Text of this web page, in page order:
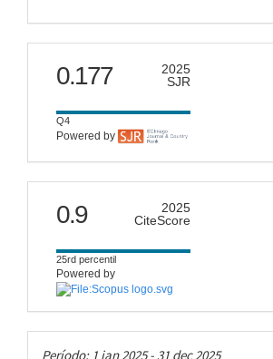
scimago
0.177
2025
SJR
Q4
Powered by
citescore
0.9
2025
CiteScore
25rd percentil
Powered by
Período: 1 jan 2025 - 31 dec 2025